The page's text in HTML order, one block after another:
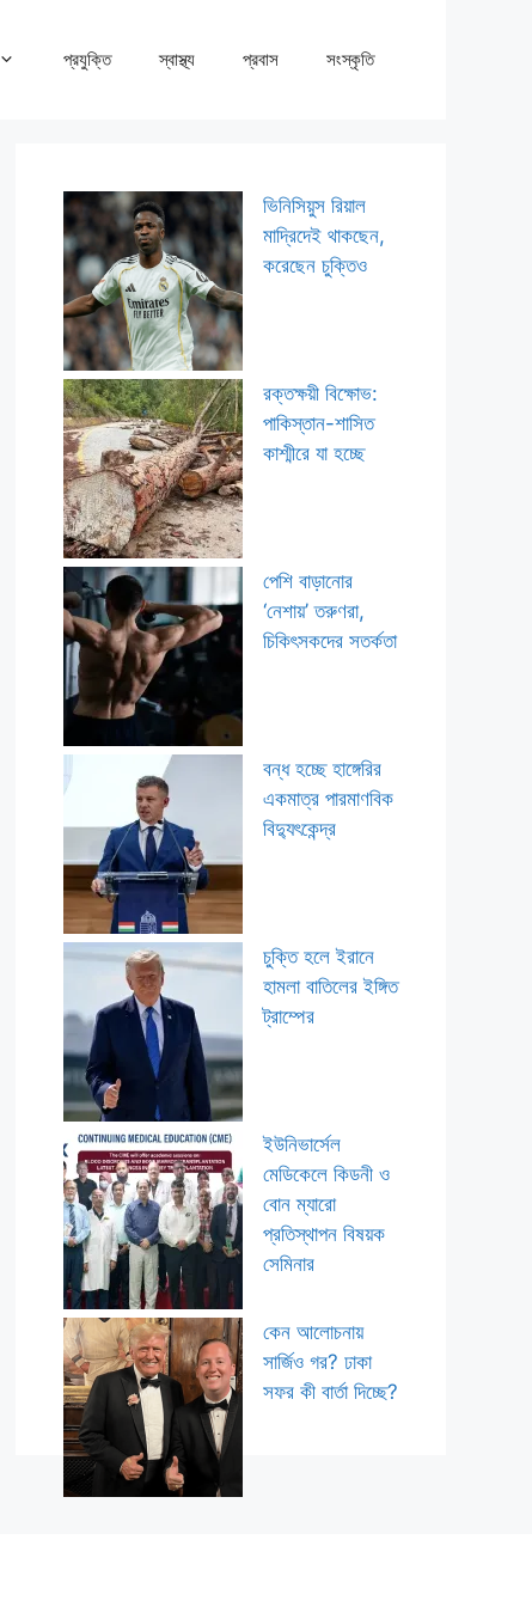
প্রযুক্তি স্বাস্থ্য প্রবাস সংস্কৃতি
ভিনিসিয়ুস রিয়াল
মাদ্রিদেই থাকছেন,
করেছেন চুক্তিও
রক্তক্ষয়ী বিক্ষোভ:
পাকিস্তান-শাসিত
কাশ্মীরে যা হচ্ছে
পেশি বাড়ানোর
‘নেশায়’ তরুণরা,
চিকিৎসকদের সতর্কতা
বন্ধ হচ্ছে হাঙ্গেরির
একমাত্র পারমাণবিক
বিদ্যুৎকেন্দ্র
চুক্তি হলে ইরানে
হামলা বাতিলের ইঙ্গিত
ট্রাম্পের
ইউনিভার্সেল
মেডিকেলে কিডনী ও
বোন ম্যারো
প্রতিস্থাপন বিষয়ক
সেমিনার
কেন আলোচনায়
সার্জিও গর? ঢাকা
সফর কী বার্তা দিচ্ছে?